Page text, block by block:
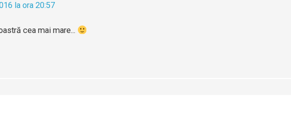
la ora 20:57
cea mai mare...